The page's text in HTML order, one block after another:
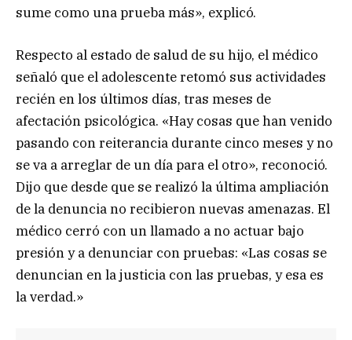
sume como una prueba más», explicó.
Respecto al estado de salud de su hijo, el médico
señaló que el adolescente retomó sus actividades
recién en los últimos días, tras meses de
afectación psicológica. «Hay cosas que han venido
pasando con reiterancia durante cinco meses y no
se va a arreglar de un día para el otro», reconoció.
Dijo que desde que se realizó la última ampliación
de la denuncia no recibieron nuevas amenazas. El
médico cerró con un llamado a no actuar bajo
presión y a denunciar con pruebas: «Las cosas se
denuncian en la justicia con las pruebas, y esa es
la verdad.»